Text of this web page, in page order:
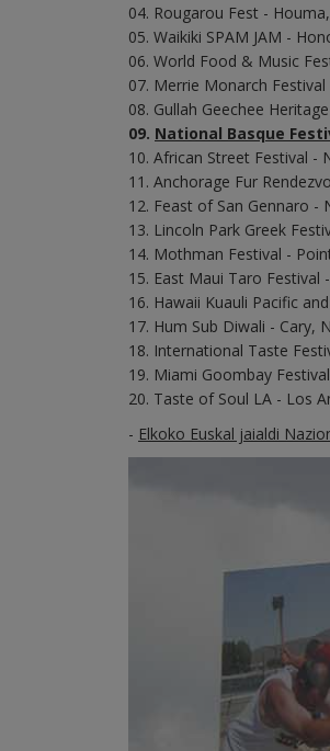
04. Rougarou Fest -
05. Waikiki SPAM JAM -
06. World Food & Music
07. Merrie Monarch
08. Gullah Geechee
09. National Basque
10. African Street Festival -
11. Anchorage Fur
12. Feast of San Gennaro -
13. Lincoln Park Greek
14. Mothman Festival -
15. East Maui Taro Festival
16. Hawaii Kuauli Pacific
17. Hum Sub Diwali - Cary,
18. International Taste
19. Miami Goombay
20. Taste of Soul LA - Los
- Elkoko Euskal jaialdi